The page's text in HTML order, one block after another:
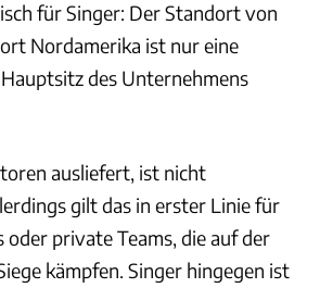
für Singer: Der Standort von
Nordamerika ist nur eine
des Unternehmens
ausliefert, ist nicht
gilt das in erster Linie für
private Teams, die auf der
kämpfen. Singer hingegen ist